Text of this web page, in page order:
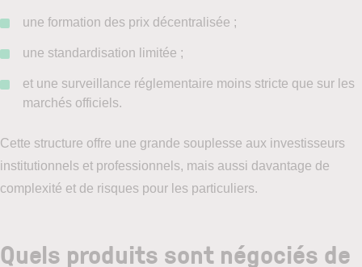
une formation des prix décentralisée ;
une standardisation limitée ;
et une surveillance réglementaire moins stricte que sur les
marchés officiels.
Cette structure offre une grande souplesse aux investisseurs
institutionnels et professionnels, mais aussi davantage de
complexité et de risques pour les particuliers.
Quels produits sont négociés de